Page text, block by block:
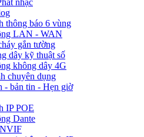
nhạc
thông báo 6 vùng
LAN - WAN
gắn tường
dây kỹ thuật số
không dây 4G
chuyên dụng
- bản tin - Hẹn giờ
IP POE
Dante